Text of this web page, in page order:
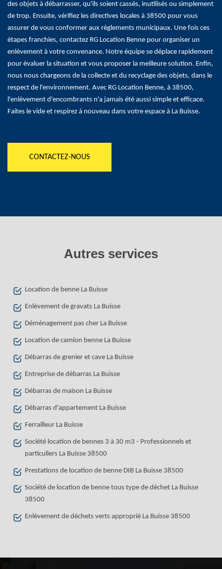
des objets à débarrasser, qu'ils soient cassés, inutilisés ou simplement
de trop. Ensuite, vérifiez les directives locales à 38500 pour vous
assurer de vous conformer aux règlements municipaux. Une fois ces
étapes franchies, contactez RG Location Benne pour organiser un
enlèvement à votre convenance. Notre équipe se déplace rapidement
pour évaluer la situation et vous proposer la meilleure solution. Enfin,
nous nous chargeons de la collecte et du recyclage des objets, dans le
respect de l'environnement. Avec RG Location Benne, à 38500,
l'enlèvement d'encombrants n'a jamais été aussi simple et efficace.
Faites le vide et respirez à nouveau dans votre espace à La Buisse.
CONTACTEZ-NOUS
Autres services
Location de benne La Buisse
Enlèvement de gravats La Buisse
Déménagement pas cher La Buisse
Location de camion benne La Buisse
Débarras de grenier et cave La Buisse
Entreprise de débarras La Buisse
Débarras de maison La Buisse
Débarras d'appartement La Buisse
Ferrailleur La Buisse
Société location de bennes 3 à 30 m3 - Professionnels et
particuliers La Buisse 38500
Prestations de location de benne DIB La Buisse 38500
Société de location de benne tous type de déchet La Buisse
38500
Enlèvement de déchets verts approprié La Buisse 38500